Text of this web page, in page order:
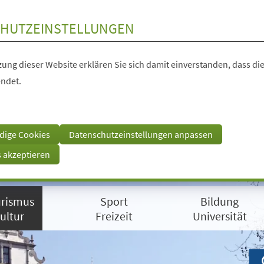
dieser Website erklären Sie sich damit einverstanden, dass
Cookies
Datenschutzeinstellungen anpassen
akzeptieren
Sport
Freizeit
Bildung
Universität